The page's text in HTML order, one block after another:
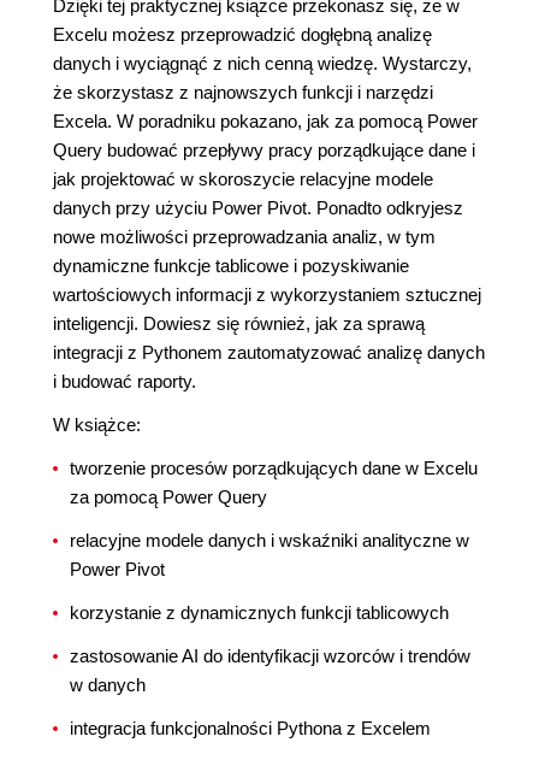
Dzięki tej praktycznej książce przekonasz się, że w
Excelu możesz przeprowadzić dogłębną analizę
danych i wyciągnąć z nich cenną wiedzę. Wystarczy,
że skorzystasz z najnowszych funkcji i narzędzi
Excela. W poradniku pokazano, jak za pomocą Power
Query budować przepływy pracy porządkujące dane i
jak projektować w skoroszycie relacyjne modele
danych przy użyciu Power Pivot. Ponadto odkryjesz
nowe możliwości przeprowadzania analiz, w tym
dynamiczne funkcje tablicowe i pozyskiwanie
wartościowych informacji z wykorzystaniem sztucznej
inteligencji. Dowiesz się również, jak za sprawą
integracji z Pythonem zautomatyzować analizę danych
i budować raporty.
W książce:
tworzenie procesów porządkujących dane w Excelu
za pomocą Power Query
relacyjne modele danych i wskaźniki analityczne w
Power Pivot
korzystanie z dynamicznych funkcji tablicowych
zastosowanie AI do identyfikacji wzorców i trendów
w danych
integracja funkcjonalności Pythona z Excelem